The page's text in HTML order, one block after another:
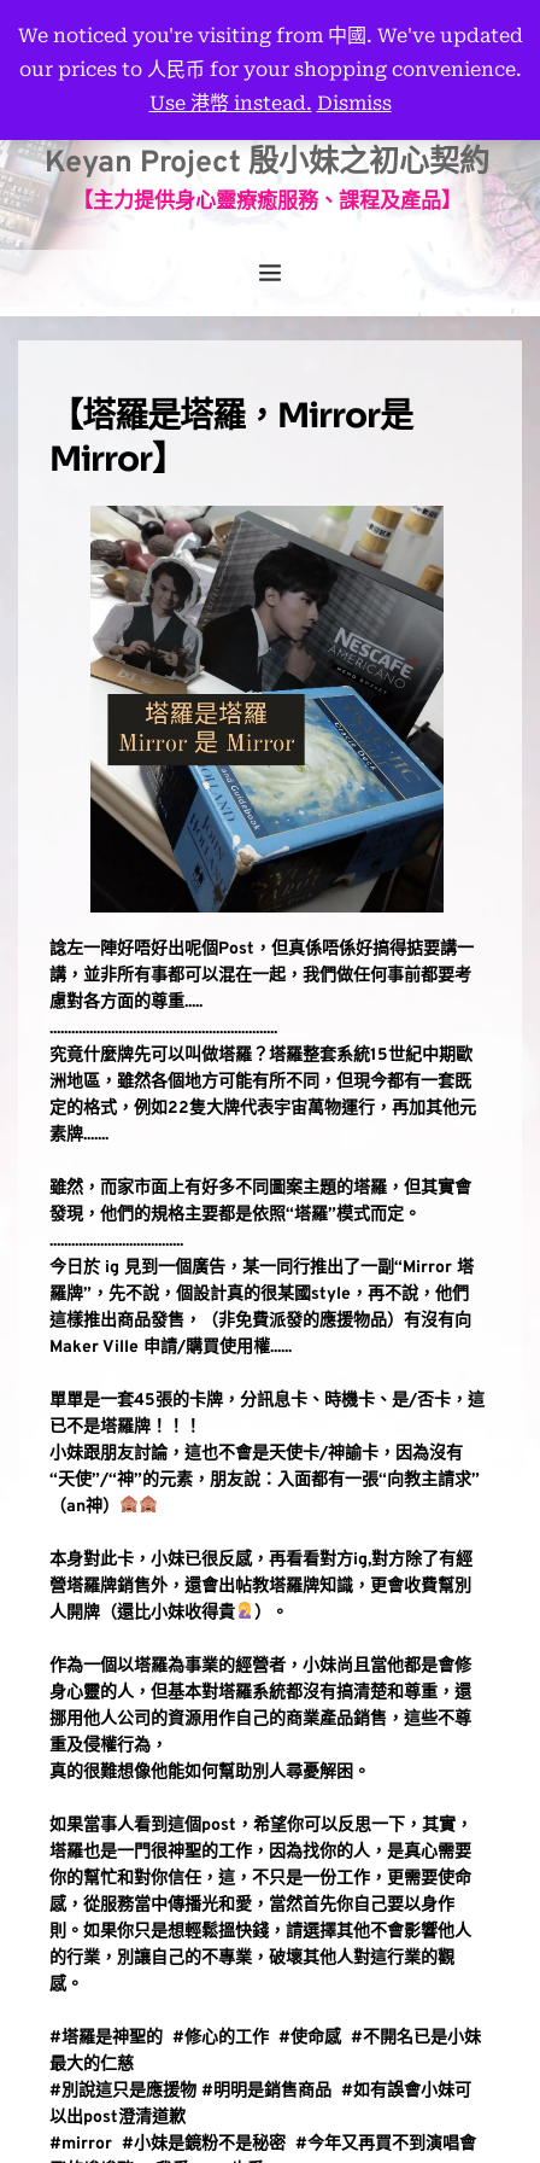
Keyan Project 殷小妹之初心契約
【主力提供身心靈療癒服務、課程及產品】
【塔羅是塔羅，Mirror是
Mirror】⠀⠀⠀
諗左一陣好唔好出呢個Post，但真係唔係好搞得掂要講一
講，並非所有事都可以混在一起，我們做任何事前都要考
慮對各方面的尊重.....
...............................................................
究竟什麼牌先可以叫做塔羅？塔羅整套系統15世紀中期歐
洲地區，雖然各個地方可能有所不同，但現今都有一套既
定的格式，例如22隻大牌代表宇宙萬物運行，再加其他元
素牌.......
雖然，而家市面上有好多不同圖案主題的塔羅，但其實會
發現，他們的規格主要都是依照“塔羅”模式而定。
.....................................
今日於 ig 見到一個廣告，某一同行推出了一副“Mirror 塔
羅牌”，先不說，個設計真的很某國style，再不說，他們
這樣推出商品發售，（非免費派發的應援物品）有沒有向
Maker Ville 申請/購買使用權......
單單是一套45張的卡牌，分訊息卡、時機卡、是/否卡，這
已不是塔羅牌！！！
小妹跟朋友討論，這也不會是天使卡/神諭卡，因為沒有
“天使”/“神”的元素，朋友說：入面都有一張“向教主請求”
（an神）
本身對此卡，小妹已很反感，再看看對方ig,對方除了有經
營塔羅牌銷售外，還會出帖教塔羅牌知識，更會收費幫別
人開牌（還比小妹收得貴
）。
作為一個以塔羅為事業的經營者，小妹尚且當他都是會修
身心靈的人，但基本對塔羅系統都沒有搞清楚和尊重，還
挪用他人公司的資源用作自己的商業產品銷售，這些不尊
重及侵權行為，
真的很難想像他能如何幫助別人尋憂解困。
如果當事人看到這個post，希望你可以反思一下，其實，
塔羅也是一門很神聖的工作，因為找你的人，是真心需要
你的幫忙和對你信任，這，不只是一份工作，更需要使命
感，從服務當中傳播光和愛，當然首先你自己要以身作
則。如果你只是想輕鬆搵快錢，請選擇其他不會影響他人
的行業，別讓自己的不專業，破壞其他人對這行業的觀
感。
#塔羅是神聖的  #修心的工作  #使命感  #不開名已是小妹
最大的仁慈
#別說這只是應援物 #明明是銷售商品  #如有誤會小妹可
以出post澄清道歉
#mirror  #小妹是鏡粉不是秘密  #今年又再買不到演唱會
We noticed you're visiting from 中國. We've updated
our prices to 人民币 for your shopping convenience.
Use 港幣 instead. Dismiss